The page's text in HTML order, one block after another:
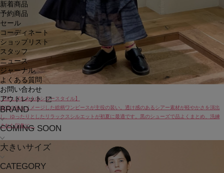
新着商品
予約商品
セール
コーディネート
ショップリスト
スタッフ
ニュース
ジャーナル
よくある質問
お問い合わせ
アウトレット
BRAND
COMING SOON
大きいサイズ
CATEGORY
【涼しげな大人のシアースタイル】
海辺の波をイメージした総柄ワンピースが主役の装い。透け感のあるシアー素材が軽やかさを演出
し、ゆったりとしたリラックスシルエットが初夏に最適です。黒のシューズで品よくまとめ、洗練
された印象に。